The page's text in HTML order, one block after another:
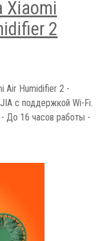
Xiaomi
2
Air Humidifier 2 -
с поддержкой Wi-Fi.
До 16 часов работы -